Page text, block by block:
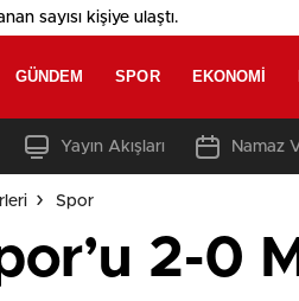
sayısı kişiye ulaştı.
GÜNDEM SPOR EKONOMI
Yayın Akışları Namaz
Spor
2-0